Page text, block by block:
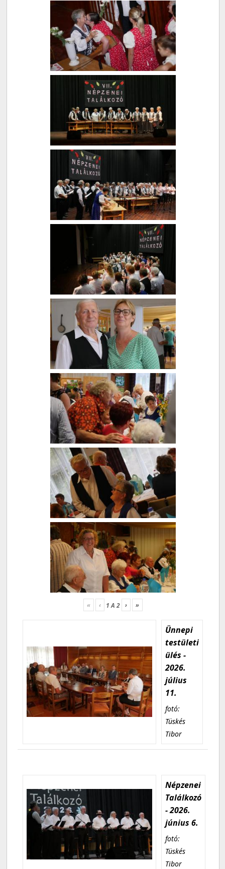
« ‹ 1A2 › »
Ünnepi
testületi
ülés -
2026.
július
11.
fotó:
Tüskés
Tibor
Népzenei
Találkozó
- 2026.
június 6.
fotó:
Tüskés
Tibor